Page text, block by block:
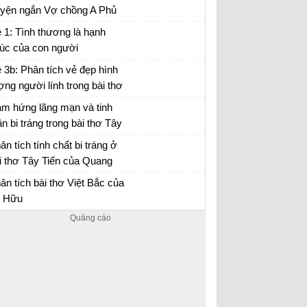
đảm,...
ngắn Vợ chồng A Phủ
chồng A Phủ - Văn mẫu 12
1: Tình thương là hạnh
của con người
3b: Phân tích vẻ đẹp hình
người lính trong bài thơ
Tiến của Quang Dũng.
hứng lãng mạn và tinh
bi tráng trong bài thơ Tây
thơ Tây Tiến - Văn 12
tích tính chất bi tráng ở
thơ Tây Tiến của Quang
tích bài thơ Tây Tiến - Văn 12
tích bài thơ Việt Bắc của
Hữu